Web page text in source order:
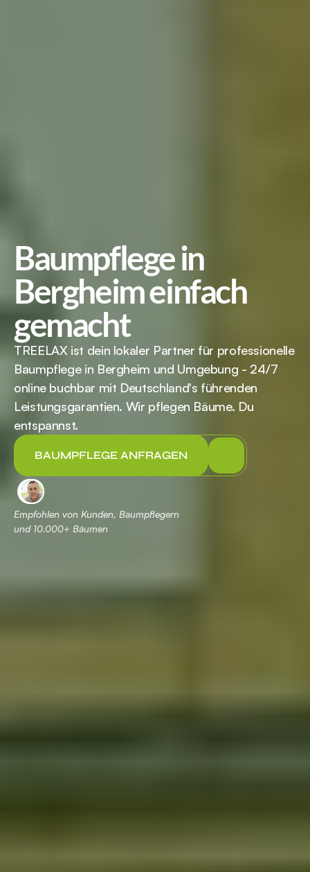
Baumpflege in
Bergheim einfach
gemacht
TREELAX ist dein lokaler Partner für professionelle
Baumpflege in Bergheim und Umgebung - 24/7
online buchbar mit Deutschland's führenden
Leistungsgarantien. Wir pflegen Bäume. Du
entspannst.
BAUMPFLEGE ANFRAGEN
Empfohlen von Kunden, Baumpflegern
und 10.000+ Bäumen